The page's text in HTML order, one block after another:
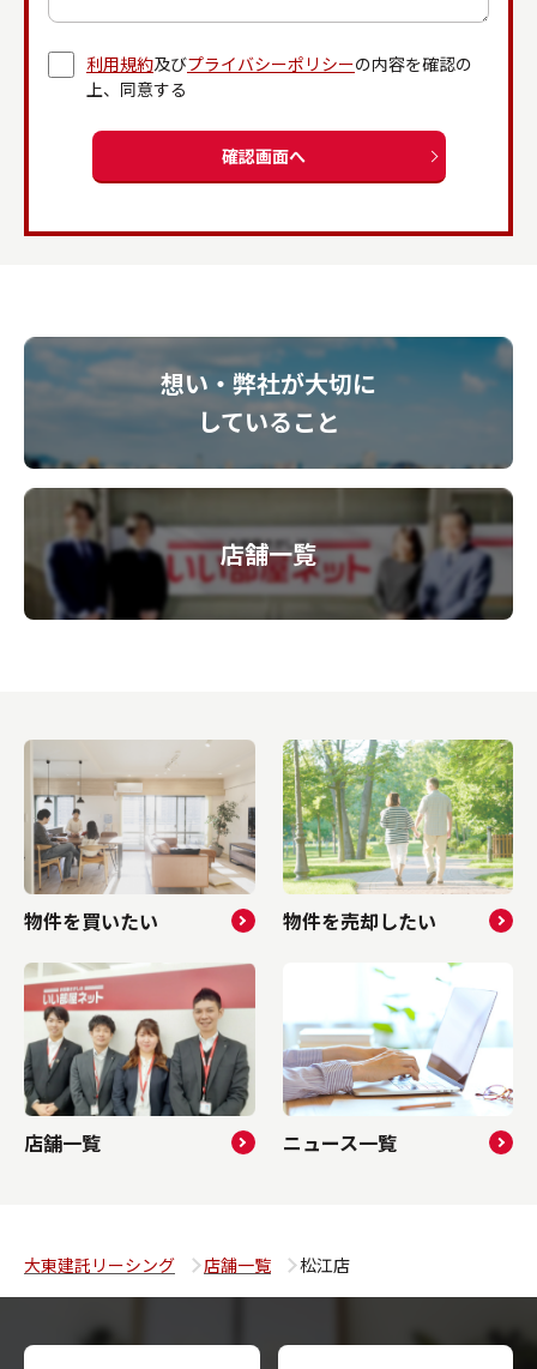
利用規約及びプライバシーポリシーの内容を確認の
上、同意する
確認画面へ
想い・弊社が大切に
していること
店舗一覧
物件を買いたい 物件を売却したい
店舗一覧 ニュース一覧
大東建託リーシング 店舗一覧 松江店